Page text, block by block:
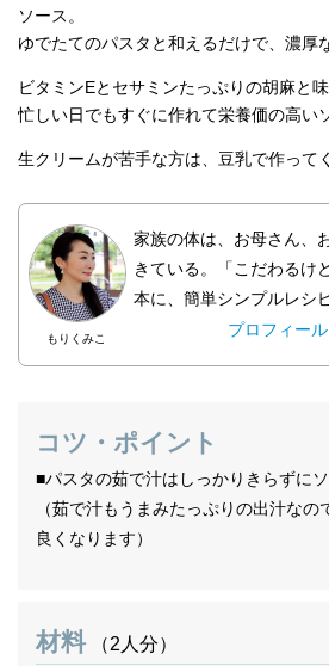
ソース。
ゆでたてのパスタと和えるだけで、濃厚
ビタミンEとセサミンたっぷりの胡麻と味
忙しい日でもすぐに作れて栄養価の高い
生クリームが苦手な方は、豆乳で作って
もりくみこ
家族の体は、お母さん、
きている。「こだわるけ
本に、簡単シンプルレシ
プロフィー
コツ・ポイント
■パスタの茹で汁はしっかりきらずに
（茹で汁もうまみたっぷりの出汁な
良くなります）
材料 （2人分）